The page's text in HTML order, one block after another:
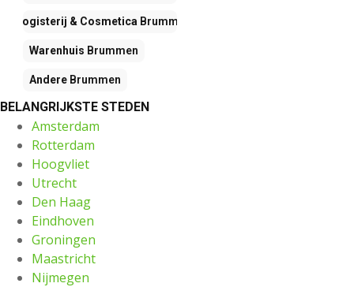
Drogisterij & CosmeticaBrummen
Warenhuis Brummen
Andere Brummen
BELANGRIJKSTE STEDEN
Amsterdam
Rotterdam
Hoogvliet
Utrecht
Den Haag
Eindhoven
Groningen
Maastricht
Nijmegen